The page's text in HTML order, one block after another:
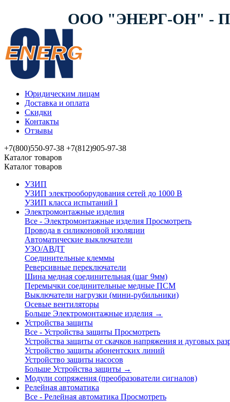
ООО "ЭНЕРГ-ОН" -
Юридическим лицам
Доставка и оплата
Скидки
Контакты
Отзывы
+7(800)550-97-38 +7(812)905-97-38
Каталог товаров
Каталог товаров
УЗИП
УЗИП электрооборудования сетей до 1000 В
УЗИП клaссa испытаний I
Электромонтажные изделия
Все - Электромонтажные изделия Просмотреть
Провода в силиконовой изоляции
Автоматические выключатели
УЗО/АВДТ
Соединительные клеммы
Реверсивные переключатели
Шина медная соединительная (шаг 9мм)
Перемычки соединительные медные ПСМ
Выключатели нагрузки (мини-рубильники)
Осевые вентиляторы
Больше Электромонтажные изделия →
Устройства защиты
Все - Устройства защиты Просмотреть
Устройства защиты от скачков напряжения и дуговых
Устройство защиты абонентских линий
Устройство защиты насосов
Больше Устройства защиты →
Модули сопряжения (преобразователи сигналов)
Релейная автоматика
Все - Релейная автоматика Просмотреть